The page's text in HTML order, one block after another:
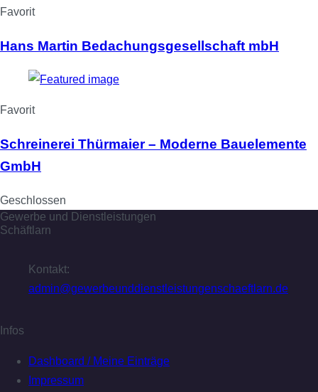
Favorit
Hans Martin Bedachungsgesellschaft mbH
Favorit
Schreinerei Thürmaier – Moderne Bauelemente
GmbH
Geschlossen
Gewerbe und Dienstleistungen
Schäftlarn
Kontakt:
admin@gewerbeunddienstleistungenschaeftlarn.de
Infos
Dashboard / Meine Einträge
Impressum